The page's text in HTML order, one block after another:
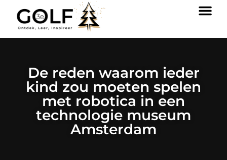
De reden waarom ieder
kind zou moeten spelen
met robotica in een
technologie museum
Amsterdam